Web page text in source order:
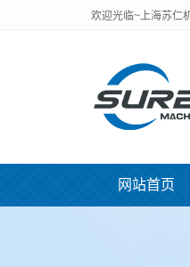
欢迎光临~上海苏仁
网站首页